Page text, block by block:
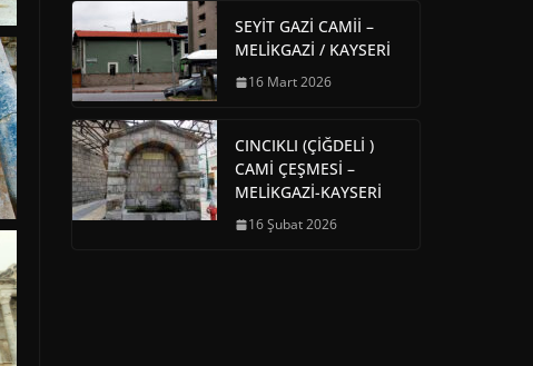
SEYİT GAZİ CAMİİ –
MELİKGAZİ / KAYSERİ
16 Mart 2026
CINCIKLI (ÇİĞDELİ )
CAMİ ÇEŞMESİ –
MELİKGAZİ-KAYSERİ
16 Şubat 2026